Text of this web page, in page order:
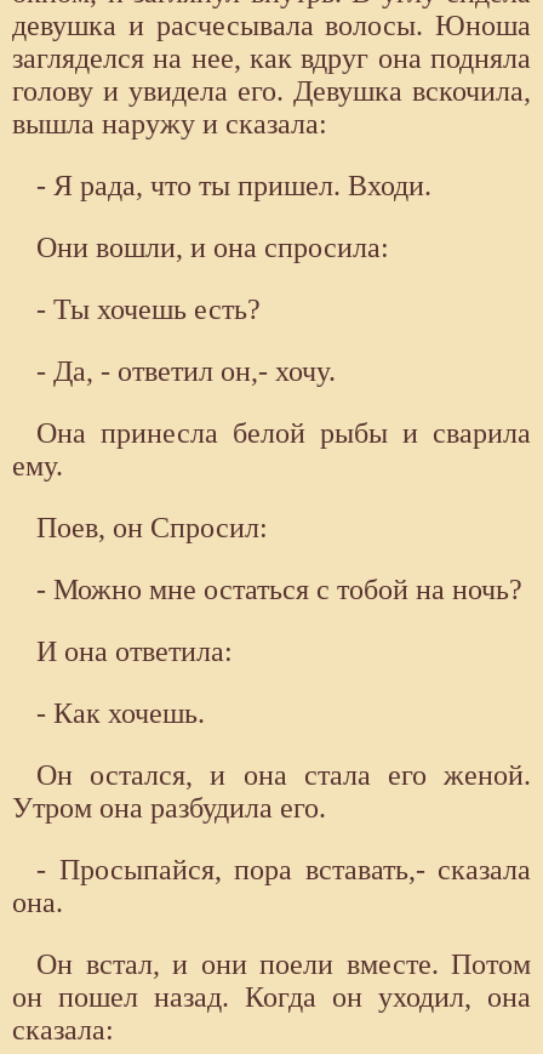
девушка и расчесывала волосы. Юноша
загляделся на нее, как вдруг она подняла
голову и увидела его. Девушка вскочила,
вышла наружу и сказала:
- Я рада, что ты пришел. Входи.
Они вошли, и она спросила:
- Ты хочешь есть?
- Да, - ответил он,- хочу.
Она принесла белой рыбы и сварила
ему.
Поев, он Спросил:
- Можно мне остаться с тобой на ночь?
И она ответила:
- Как хочешь.
Он остался, и она стала его женой.
Утром она разбудила его.
- Просыпайся, пора вставать,- сказала
она.
Он встал, и они поели вместе. Потом
он пошел назад. Когда он уходил, она
сказала: